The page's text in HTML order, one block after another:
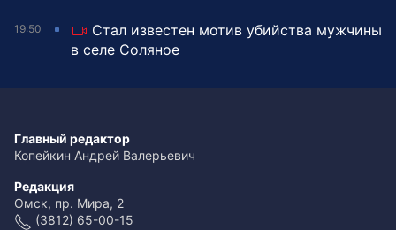
19:50
Стал известен мотив убийства мужчины
в селе Соляное
Главный редактор
Копейкин Андрей Валерьевич
Редакция
Омск, пр. Мира, 2
(3812) 65-00-15